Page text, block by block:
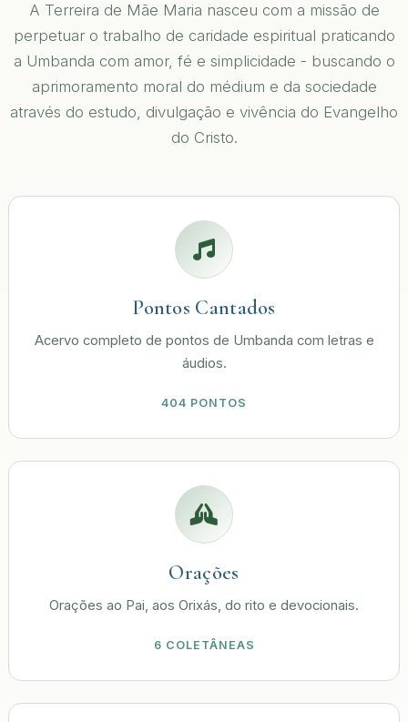
A Terreira de Mãe Maria nasceu com a missão de
perpetuar o trabalho de caridade espiritual praticando
a Umbanda com amor, fé e simplicidade - buscando o
aprimoramento moral do médium e da sociedade
através do estudo, divulgação e vivência do Evangelho
do Cristo.
Pontos Cantados
Acervo completo de pontos de Umbanda com letras e
áudios.
404 PONTOS
Orações
Orações ao Pai, aos Orixás, do rito e devocionais.
6 COLETÂNEAS